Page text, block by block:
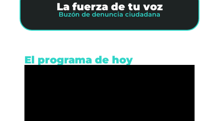
La fuerza de tu voz
Buzón de denuncia ciudadana
El programa de hoy